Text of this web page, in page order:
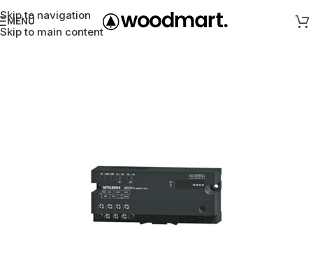
Skip to navigation
Skip to main content
MENÜ